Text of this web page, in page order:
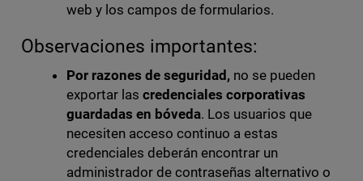
web y los campos de formularios.
Observaciones importantes:
Por razones de seguridad, no se pueden
exportar las credenciales corporativas
guardadas en bóveda. Los usuarios que
necesiten acceso continuo a estas
credenciales deberán encontrar un
administrador de contraseñas alternativo o